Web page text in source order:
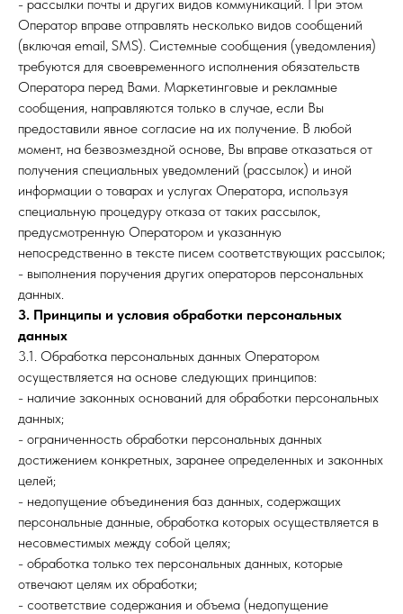
- рассылки почты и других видов коммуникаций. При этом
Оператор вправе отправлять несколько видов сообщений
(включая email, SMS). Системные сообщения (уведомления)
требуются для своевременного исполнения обязательств
Оператора перед Вами. Маркетинговые и рекламные
сообщения, направляются только в случае, если Вы
предоставили явное согласие на их получение. В любой
момент, на безвозмездной основе, Вы вправе отказаться от
получения специальных уведомлений (рассылок) и иной
информации о товарах и услугах Оператора, используя
специальную процедуру отказа от таких рассылок,
предусмотренную Оператором и указанную
непосредственно в тексте писем соответствующих рассылок;
- выполнения поручения других операторов персональных
данных.
3. Принципы и условия обработки персональных
данных
3.1. Обработка персональных данных Оператором
осуществляется на основе следующих принципов:
- наличие законных оснований для обработки персональных
данных;
- ограниченность обработки персональных данных
достижением конкретных, заранее определенных и законных
целей;
- недопущение объединения баз данных, содержащих
персональные данные, обработка которых осуществляется в
несовместимых между собой целях;
- обработка только тех персональных данных, которые
отвечают целям их обработки;
- соответствие содержания и объема (недопущение